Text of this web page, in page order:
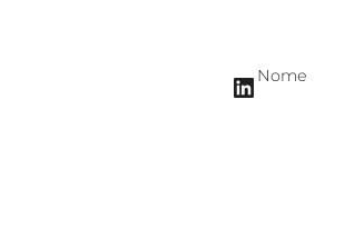
LinkedIn Nome